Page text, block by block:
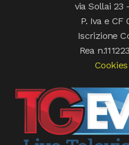
via Sollai 23
P. Iva e CF
Iscrizione
Rea
Cookies